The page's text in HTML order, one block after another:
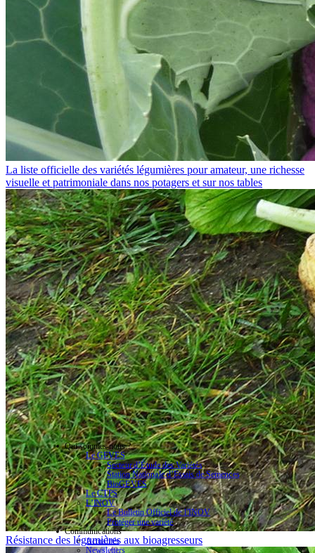
La liste officielle des variétés légumières pour amateur, une richesse
visuelle et patrimoniale dans nos potagers et sur nos tables
Résistance des légumières aux bioagresseurs
Qui sommes-nous ?
Le GEVES
Secteur d’Étude des Variétés
Station Nationale d’Essais de Semences
BioGEVES
Le CTPS
L’INOV
Le Bulletin Officiel de l’INOV
Protéger une variété
Communications
Actualités
Newsletters